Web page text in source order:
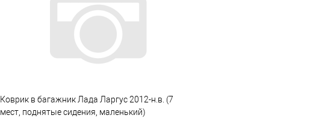
Купить в 1 клик
Сравнение
Под заказ
Коврик в багажник Лада Ларгус 2012-н.в. (7
мест, поднятые сидения, маленький)